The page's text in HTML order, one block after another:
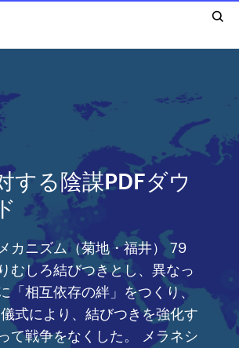
する陰謀PDFダウ
カニズム（菊地・福井） 79
むしろ結びつきとし、異なっ
「相互依存の絆」をつくり、
式により、結びつきを強化す
て戦争をなくした。 メラネシ